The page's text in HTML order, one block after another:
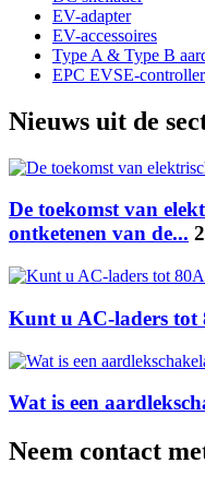
EV-adapter
EV-accessoires
Type A & Type B
EPC EVSE-controller
Nieuws uit de
De toekomst van
ontketenen van de...
Kunt u AC-laders tot
Wat is een
Neem contact